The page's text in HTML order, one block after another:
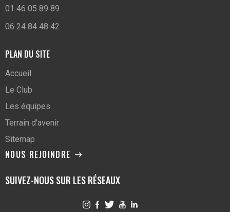
01 46 05 89 89
06 24 84 48 42
PLAN DU SITE
Accueil
Le Club
Les équipes
Terrain d'avenir
Sitemap
NOUS REJOINDRE
SUIVEZ-NOUS SUR LES RÉSEAUX